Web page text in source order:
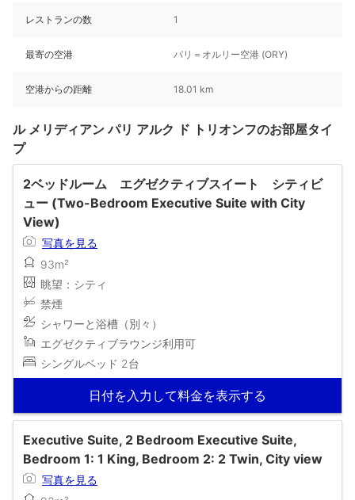
レストランの数 1
最寄の空港 パリ＝オルリー空港 (ORY)
空港からの距離 18.01 km
ル メリディアン パリ アルク ド トリオンフのお部屋タイ
プ
2ベッドルーム エグゼクティブスイート シティビ
ュー (Two-Bedroom Executive Suite with City
View)
写真を見る
93m²
眺望：シティ
禁煙
シャワーと浴槽（別々）
エグゼクティブラウンジ利用可
シングルベッド 2台
日付を入力して料金を表示する
Executive Suite, 2 Bedroom Executive Suite,
Bedroom 1: 1 King, Bedroom 2: 2 Twin, City view
写真を見る